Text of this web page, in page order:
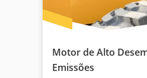
Motor de Alto
Emissões